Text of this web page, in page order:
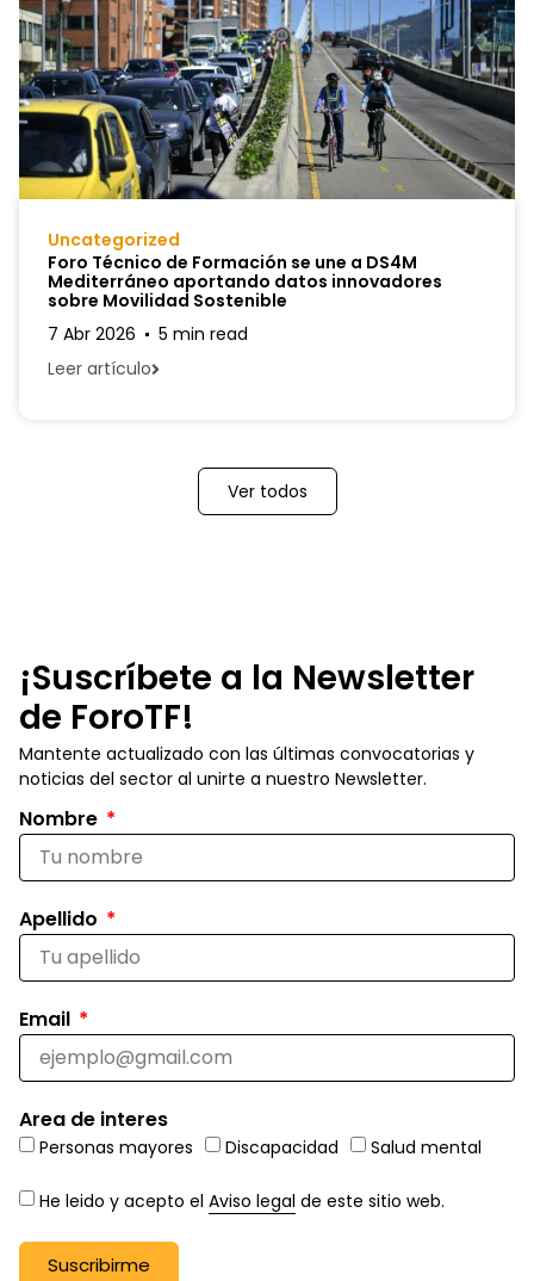
Uncategorized
Foro Técnico de Formación se une a DS4M
Mediterráneo aportando datos innovadores
sobre Movilidad Sostenible
7 Abr 2026
5 min read
Leer artículo
Ver todos
¡Suscríbete a la Newsletter
de ForoTF!
Mantente actualizado con las últimas convocatorias y
noticias del sector al unirte a nuestro Newsletter.
Nombre
Apellido
Email
Area de interes
Personas mayores Discapacidad Salud mental
He leido y acepto el Aviso legal de este sitio web.
Suscribirme